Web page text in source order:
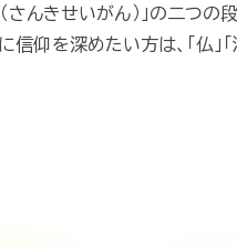
んきせいがん）」の二つの
仰を深めたい方は、「仏」